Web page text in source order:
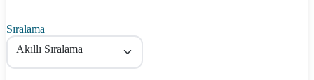
Sıralama
Akıllı Sıralama